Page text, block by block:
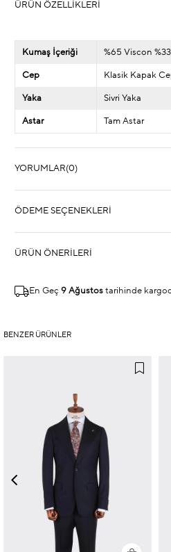
ÜRÜN ÖZELLIKLERI
Kumaş İçeriği %65 Viscon
Cep Klasik Kapak
Yaka Sivri Yaka
Astar Tam Astar
YORUMLAR(0)
ÖDEME SEÇENEKLERI
ÜRÜN ÖNERILERI
En Geç 9 Ağustos tarihinde
BENZER ÜRÜNLER